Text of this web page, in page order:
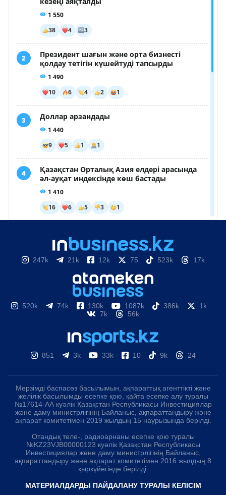
247k 21k 12k 75 523k 17k
520k 74k 130k 1087k 386k
1k
7k
56k
851 3k 33k 10 9k 24
Мерзімді баспасөз басылымын, ақпараттық агенттікті және
желілік басылымды есепке қою, қайта есепке алу туралы
№17614-АА куәлік Қазақстан Республикасы Инвестициялар
және даму министрлігінің Байланыс, ақпараттандыру және
ақпарат комитетімен 2019 жылдың 15 наурызында берілді.
Отандық теле-, радиоарнаны есепке қою туралы
№KZ23VJB00000123 куәлік Қазақстан Республикасы
Инвестициялар және даму министрлігінің Байланыс,
ақпараттандыру және ақпарат комитетімен 2016 жылдың 8
қыркүйегінде берілді.
МАТЕРИАЛДАРДЫ ПАЙДАЛАНУ ТУРАЛЫ КЕЛІСІМ